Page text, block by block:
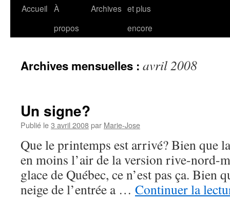
Accueil À
propos
Archives et plus
encore
Archives mensuelles : avril 2008
Un signe?
Publié le3 avril 2008par Marie-Jose
Que le printemps est arrivé? Bien que
en moins l’air de la version rive-nord-
glace de Québec, ce n’est pas ça. Bien
neige de l’entrée a … Continuer la